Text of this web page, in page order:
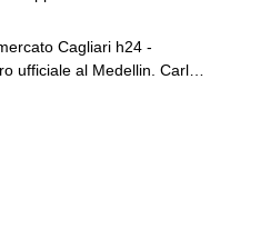
Cagliari h24 -
ufficiale al Medellin. Carlos,